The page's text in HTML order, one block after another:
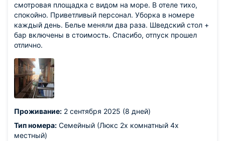
смотровая площадка с видом на море. В отеле тихо,
спокойно. Приветливый персонал. Уборка в номере
каждый день. Белье меняли два раза. Шведский стол +
бар включены в стоимость. Спасибо, отпуск прошел
отлично.
Проживание: 2 сентября 2025 (8 дней)
Тип номера: Семейный (Люкс 2х комнатный 4х
местный)